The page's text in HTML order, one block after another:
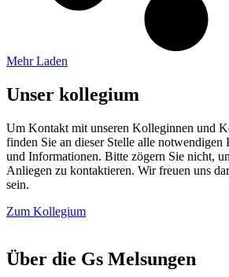
Mehr Laden
Unser kollegium
Um Kontakt mit unseren Kolleginnen und
finden Sie an dieser Stelle alle
und Informationen. Bitte zögern Sie nicht,
Anliegen zu kontaktieren. Wir freuen uns
sein.
Zum Kollegium
Über die Gs Melsungen